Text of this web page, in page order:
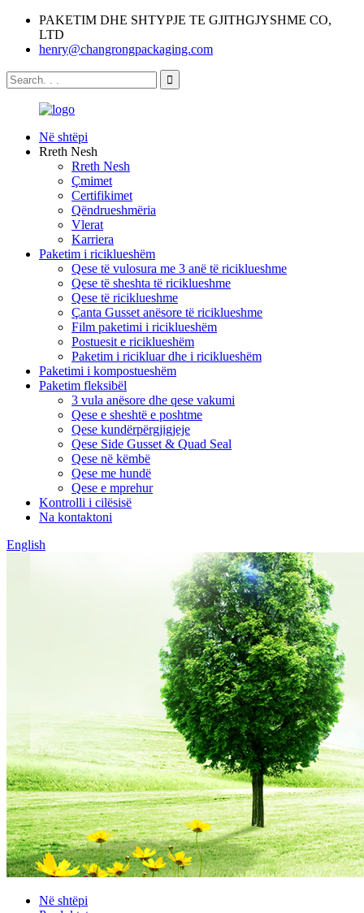
PAKETIM DHE SHTYPJE TE GJITHGJYSHME CO,
LTD
henry@changrongpackaging.com
Në shtëpi
Rreth Nesh
Rreth Nesh
Çmimet
Certifikimet
Qëndrueshmëria
Vlerat
Karriera
Paketim i riciklueshëm
Qese të vulosura me 3 anë të riciklueshme
Qese të sheshta të riciklueshme
Qese të riciklueshme
Çanta Gusset anësore të riciklueshme
Film paketimi i riciklueshëm
Postuesit e riciklueshëm
Paketim i ricikluar dhe i riciklueshëm
Paketimi i kompostueshëm
Paketim fleksibël
3 vula anësore dhe qese vakumi
Qese e sheshtë e poshtme
Qese kundërpërgjigjeje
Qese Side Gusset & Quad Seal
Qese në këmbë
Qese me hundë
Qese e mprehur
Kontrolli i cilësisë
Na kontaktoni
English
Në shtëpi